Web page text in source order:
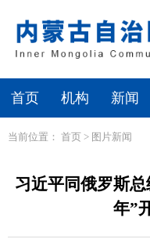
首页 机构 新闻
当前位置： 首页 > 图片新闻
习近平同俄罗斯
年”